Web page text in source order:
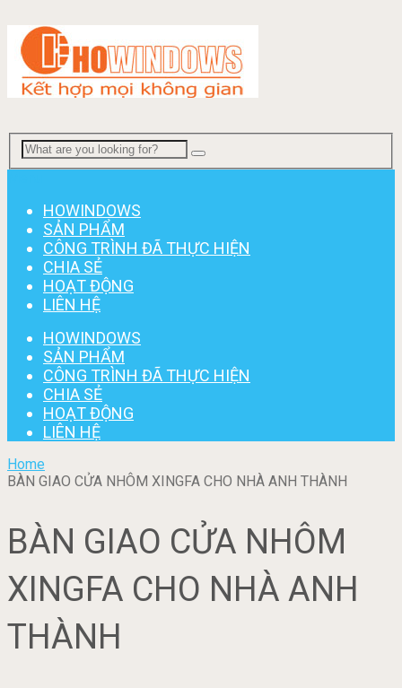
HOWINDOWS
SẢN PHẨM
CÔNG TRÌNH ĐÃ THỰC HIỆN
CHIA SẺ
HOẠT ĐỘNG
LIÊN HỆ
HOWINDOWS
SẢN PHẨM
CÔNG TRÌNH ĐÃ THỰC HIỆN
CHIA SẺ
HOẠT ĐỘNG
LIÊN HỆ
Home
BÀN GIAO CỬA NHÔM XINGFA CHO NHÀ ANH THÀNH
BÀN GIAO CỬA NHÔM
XINGFA CHO NHÀ ANH
THÀNH